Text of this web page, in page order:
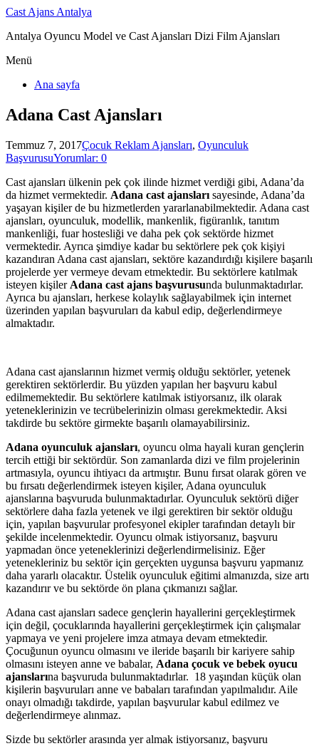
Cast Ajans Antalya
Antalya Oyuncu Model ve Cast Ajansları Dizi Film Ajansları
Menü
Ana sayfa
Adana Cast Ajansları
Temmuz 7, 2017Çocuk Reklam Ajansları, Oyunculuk
BaşvurusuYorumlar: 0
Cast ajansları ülkenin pek çok ilinde hizmet verdiği gibi, Adana’da
da hizmet vermektedir. Adana cast ajansları sayesinde, Adana’da
yaşayan kişiler de bu hizmetlerden yararlanabilmektedir. Adana cast
ajansları, oyunculuk, modellik, mankenlik, figüranlık, tanıtım
mankenliği, fuar hostesliği ve daha pek çok sektörde hizmet
vermektedir. Ayrıca şimdiye kadar bu sektörlere pek çok kişiyi
kazandıran Adana cast ajansları, sektöre kazandırdığı kişilere başarılı
projelerde yer vermeye devam etmektedir. Bu sektörlere katılmak
isteyen kişiler Adana cast ajans başvurusunda bulunmaktadırlar.
Ayrıca bu ajansları, herkese kolaylık sağlayabilmek için internet
üzerinden yapılan başvuruları da kabul edip, değerlendirmeye
almaktadır.
Adana cast ajanslarının hizmet vermiş olduğu sektörler, yetenek
gerektiren sektörlerdir. Bu yüzden yapılan her başvuru kabul
edilmemektedir. Bu sektörlere katılmak istiyorsanız, ilk olarak
yeteneklerinizin ve tecrübelerinizin olması gerekmektedir. Aksi
takdirde bu sektöre girmekte başarılı olamayabilirsiniz.
Adana oyunculuk ajansları, oyuncu olma hayali kuran gençlerin
tercih ettiği bir sektördür. Son zamanlarda dizi ve film projelerinin
artmasıyla, oyuncu ihtiyacı da artmıştır. Bunu fırsat olarak gören ve
bu fırsatı değerlendirmek isteyen kişiler, Adana oyunculuk
ajanslarına başvuruda bulunmaktadırlar. Oyunculuk sektörü diğer
sektörlere daha fazla yetenek ve ilgi gerektiren bir sektör olduğu
için, yapılan başvurular profesyonel ekipler tarafından detaylı bir
şekilde incelenmektedir. Oyuncu olmak istiyorsanız, başvuru
yapmadan önce yeteneklerinizi değerlendirmelisiniz. Eğer
yetenekleriniz bu sektör için gerçekten uygunsa başvuru yapmanız
daha yararlı olacaktır. Üstelik oyunculuk eğitimi almanızda, size artı
kazandırır ve bu sektörde ön plana çıkmanızı sağlar.
Adana cast ajansları sadece gençlerin hayallerini gerçekleştirmek
için değil, çocuklarında hayallerini gerçekleştirmek için çalışmalar
yapmaya ve yeni projelere imza atmaya devam etmektedir.
Çocuğunun oyuncu olmasını ve ileride başarılı bir kariyere sahip
olmasını isteyen anne ve babalar, Adana çocuk ve bebek oyucu
ajanslarına başvuruda bulunmaktadırlar. 18 yaşından küçük olan
kişilerin başvuruları anne ve babaları tarafından yapılmalıdır. Aile
onayı olmadığı takdirde, yapılan başvurular kabul edilmez ve
değerlendirmeye alınmaz.
Sizde bu sektörler arasında yer almak istiyorsanız, başvuru